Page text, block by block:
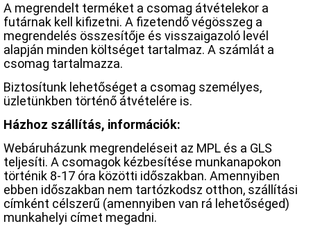
A megrendelt terméket a csomag átvételekor a
futárnak kell kifizetni. A fizetendő végösszeg a
megrendelés összesítője és visszaigazoló levél
alapján minden költséget tartalmaz. A számlát a
csomag tartalmazza.
Biztosítunk lehetőséget a csomag személyes,
üzletünkben történő átvételére is.
Házhoz szállítás, információk:
Webáruházunk megrendeléseit az MPL és a GLS
teljesíti. A csomagok kézbesítése munkanapokon
történik 8-17 óra közötti időszakban. Amennyiben
ebben időszakban nem tartózkodsz otthon, szállítási
címként célszerű (amennyiben van rá lehetőséged)
munkahelyi címet megadni.